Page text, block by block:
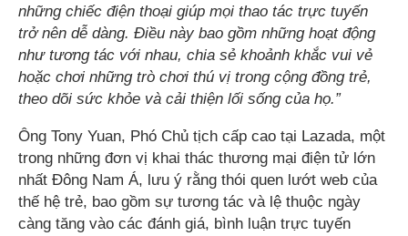
những chiếc điện thoại giúp mọi thao tác trực tuyến
trở nên dễ dàng. Điều này bao gồm những hoạt động
như tương tác với nhau, chia sẻ khoảnh khắc vui vẻ
hoặc chơi những trò chơi thú vị trong cộng đồng trẻ,
theo dõi sức khỏe và cải thiện lối sống của họ.”
Ông Tony Yuan, Phó Chủ tịch cấp cao tại Lazada, một
trong những đơn vị khai thác thương mại điện tử lớn
nhất Đông Nam Á, lưu ý rằng thói quen lướt web của
thế hệ trẻ, bao gồm sự tương tác và lệ thuộc ngày
càng tăng vào các đánh giá, bình luận trực tuyến